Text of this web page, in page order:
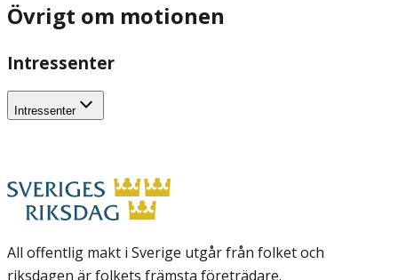
Övrigt om motionen
Intressenter
Intressenter
All offentlig makt i Sverige utgår från folket och
riksdagen är folkets främsta företrädare.